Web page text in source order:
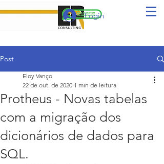
Login
Post
Protheus - Novas tabelas
com a migração dos
dicionários de dados para
SQL.
Eloy Vanço
22 de out. de 2020 1 min de leitura